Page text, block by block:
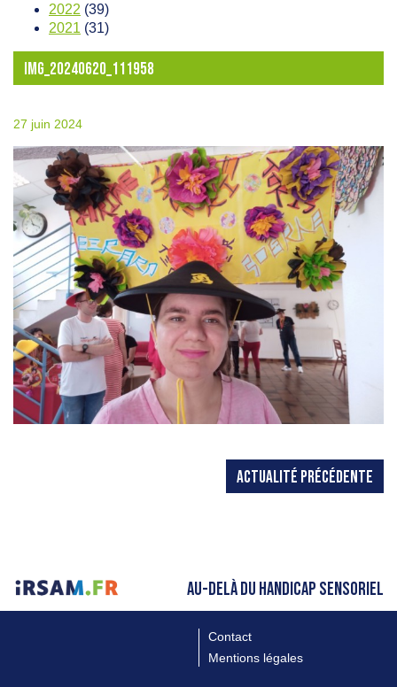
2022 (39)
2021 (31)
IMG_20240620_111958
27 juin 2024
ACTUALITÉ PRÉCÉDENTE
AU-DELÀ DU HANDICAP SENSORIEL
Contact
Mentions légales